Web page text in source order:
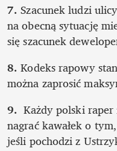
7. Szacunek ludzi
na obecną sytuację
się szacunek
8. Kodeks rapowy
można zaprosić
9. Każdy polski
nagrać kawałek o
jeśli pochodzi z